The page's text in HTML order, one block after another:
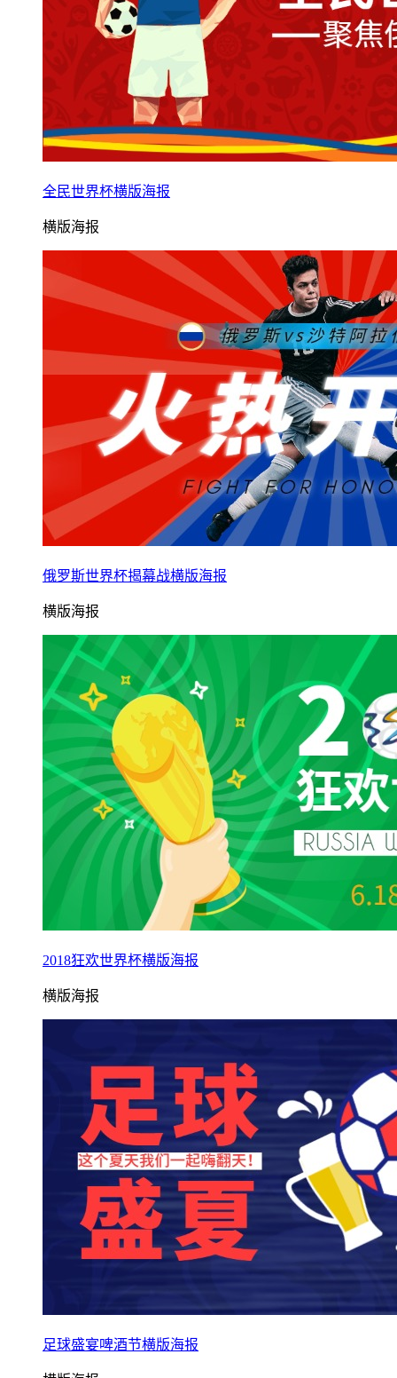
全民世界杯横版海报
横版海报
俄罗斯世界杯揭幕战横版海报
横版海报
2018狂欢世界杯横版海报
横版海报
足球盛宴啤酒节横版海报